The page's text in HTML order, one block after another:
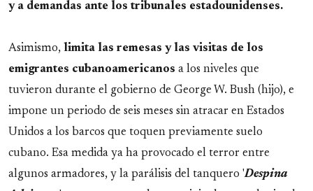
y a demandas ante los tribunales estadounidenses.
Asimismo, limita las remesas y las visitas de los
emigrantes cubanoamericanos a los niveles que
tuvieron durante el gobierno de George W. Bush (hijo), e
impone un periodo de seis meses sin atracar en Estados
Unidos a los barcos que toquen previamente suelo
cubano. Esa medida ya ha provocado el terror entre
algunos armadores, y la parálisis del tanquero 'Despina